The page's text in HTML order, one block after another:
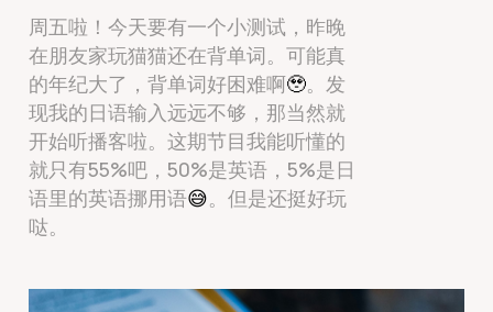
周五啦！今天要有一个小测试，昨晚
在朋友家玩猫猫还在背单词。可能真
的年纪大了，背单词好困难啊🥹。发
现我的日语输入远远不够，那当然就
开始听播客啦。这期节目我能听懂的
就只有55%吧，50%是英语，5%是日
语里的英语挪用语😅。但是还挺好玩
哒。